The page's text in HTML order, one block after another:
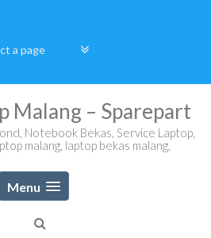
Malang – Sparepart
Notebook Bekas, Service Laptop,
malang, laptop bekas malang,
Menu